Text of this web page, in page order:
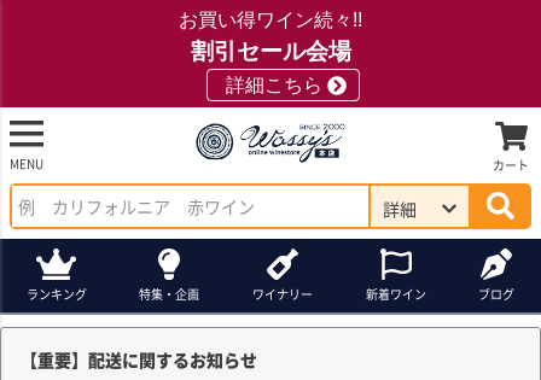
お買い得ワイン続々!!
割引セール会場
詳細こちら
MENU カート
詳細
ランキング 特集・企画 ワイナリー 新着ワイン ブログ
【重要】配送に関するお知らせ